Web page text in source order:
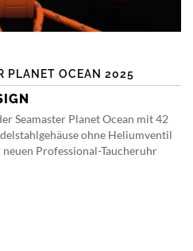
PLANET OCEAN 2025
Seamaster Planet Ocean mit 42
ohne Heliumventil
neuen Professional-Taucheruhr